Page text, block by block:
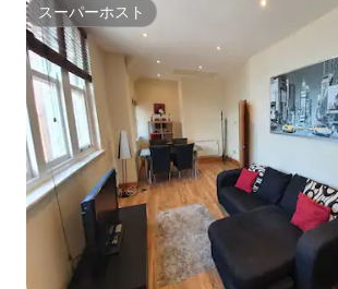
スーパーホスト
スーパーホスト